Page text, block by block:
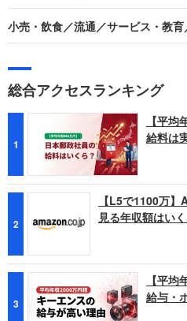
小売・飲食／流通／サービス・教
総合アクセスランキング
1
【平
給料は
2
【L5で1100万
見る年収額はい
3
【平
給与・